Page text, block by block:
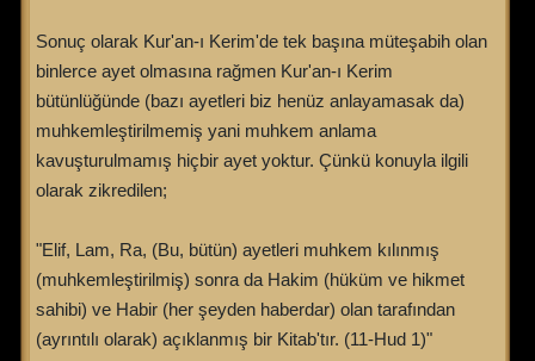
Sonuç olarak Kur'an-ı Kerim'de tek başına müteşabih olan
binlerce ayet olmasına rağmen Kur'an-ı Kerim
bütünlüğünde (bazı ayetleri biz henüz anlayamasak da)
muhkemleştirilmemiş yani muhkem anlama
kavuşturulmamış hiçbir ayet yoktur. Çünkü konuyla ilgili
olarak zikredilen;
"Elif, Lam, Ra, (Bu, bütün) ayetleri muhkem kılınmış
(muhkemleştirilmiş) sonra da Hakim (hüküm ve hikmet
sahibi) ve Habir (her şeyden haberdar) olan tarafından
(ayrıntılı olarak) açıklanmış bir Kitab'tır. (11-Hud 1)"